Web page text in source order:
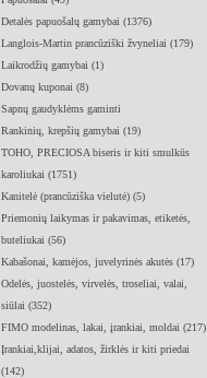
Detalės papuošalų gamybai (1376)
Langlois-Martin prancūziški žvyneliai (179)
Laikrodžių gamybai (1)
Dovanų kuponai (8)
Sapnų gaudyklėms gaminti
Rankinių, krepšių gamybai (19)
TOHO, PRECIOSA biseris ir kiti smulkūs
karoliukai (1751)
Kanitelė (prancūziška vielutė) (5)
Priemonių laikymas ir pakavimas, etiketės,
buteliukai (56)
Kabašonai, kamėjos, juvelyrinės akutės (17)
Odelės, juostelės, virvelės, troseliai, valai,
siūlai (352)
FIMO modelinas, lakai, įrankiai, moldai (217)
Įrankiai,klijai, adatos, žirklės ir kiti priedai
(142)